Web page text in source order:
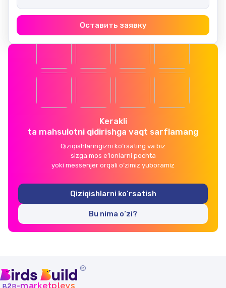
Оставить заявку
Kerakli
ta mahsulotni qidirishga vaqt sarflamang
Qiziqishlaringizni ko‘rsating va biz
sizga mos e’lonlarni pochta
yoki messenjer orqali o‘zimiz yuboramiz
Qiziqishlarni ko‘rsatish
Bu nima o‘zi?
®
b2b-marketpleys